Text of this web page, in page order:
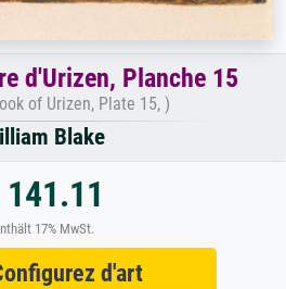
d'Urizen, Planche 15
of Urizen, Plate 15, )
Blake
141.11
17% MwSt.
d'art